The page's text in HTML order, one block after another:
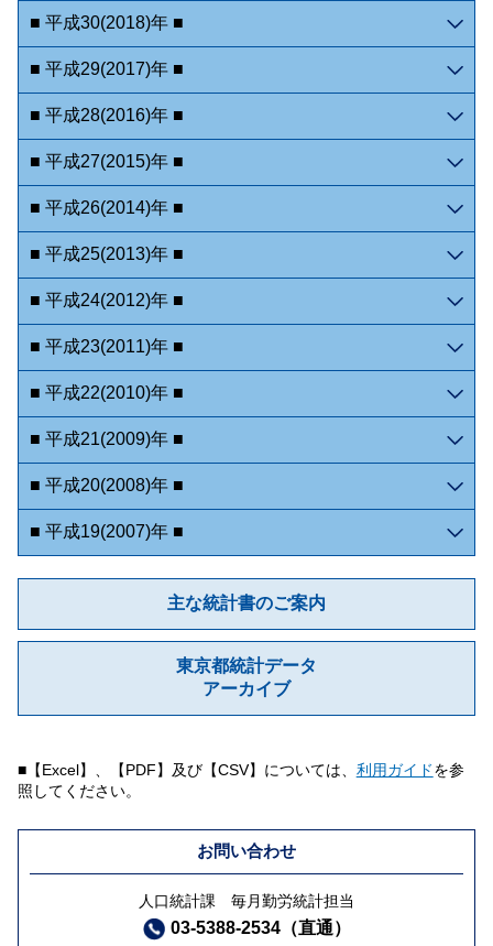
■ 平成30(2018)年 ■
■ 平成29(2017)年 ■
■ 平成28(2016)年 ■
■ 平成27(2015)年 ■
■ 平成26(2014)年 ■
■ 平成25(2013)年 ■
■ 平成24(2012)年 ■
■ 平成23(2011)年 ■
■ 平成22(2010)年 ■
■ 平成21(2009)年 ■
■ 平成20(2008)年 ■
■ 平成19(2007)年 ■
主な統計書のご案内
東京都統計データ
アーカイブ
■【Excel】、【PDF】及び【CSV】については、 利用ガイドを参
照してください。
お問い合わせ
人口統計課 毎月勤労統計担当
03-5388-2534（直通）